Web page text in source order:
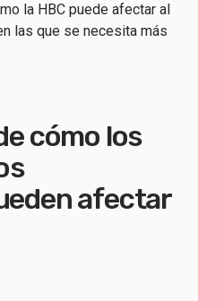
la HBC puede afectar al
las que se necesita más
cómo los
afectar